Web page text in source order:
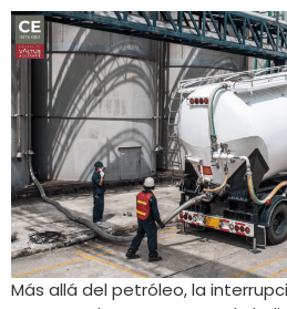
Más allá del petróleo, la